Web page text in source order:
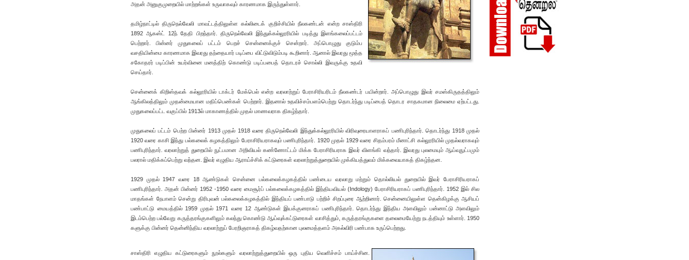
அதன் அனுகுமுறையில் மாற்றங்கள் உருவாகவும் காரணமாக இருந்துள்ளார்.
தமிழ்நாட்டில் திருநெல்வேலி மாவட்டத்திலுள்ள கல்லிடைக் குறிச்சியில் நீலகண்டன் என்ற சாஸ்திரி
1892 ஆகஸ்ட் 12ந் தேதி பிறந்தார். திருநெல்வேலி இந்துக்கல்லூரியில் படித்து இளங்கலைப்பட்டம்
பெற்றார். பின்னர் முதுகலைப் பட்டம் பெறச் சென்னைக்குச் சென்றார். அப்பொழுது குடும்ப
வசதியின்மை காரணமாக இவரது தந்தையார் படிப்பை விட்டுவிடும்படி கூறினார். ஆனால் இவரது மூத்த
சகோதரர் படிப்பின் உயர்வினை மனத்திற் கொண்டு படிப்பபைத் தொடரச் சொல்லி இவருக்கு உதவி
செய்தார்.
சென்னைக் கிறிஸ்தவக் கல்லூரியில் டாக்டர் மேக்பெல் என்ற வரலாற்றுப் பேராசிரியரிடம் நீலகண்டர் பயின்றார். அப்பொழுது இவர் சமஸ்கிருதத்திலும்
ஆங்கிலத்திலும் முதன்மையான மதிப்பெண்கள் பெற்றார். இதனால் உதவிச்சம்பளம்பெற்று தொடர்ந்து படிப்பைத் தொடர சாதகமான நிலைமை ஏற்பட்டது.
முதுகலைப்பட்ட வகுப்பில் 1913ல் மாகாணத்தில் முதல் மாணவராக திகழ்ந்தார்.
முதுகலைப் பட்டம் பெற்ற பின்னர் 1913 முதல் 1918 வரை திருநெல்வேலி இந்துக்கல்லூரியில் விரிவுரையாளராகப் பணிபுரிந்தார். தொடர்ந்து 1918 முதல்
1920 வரை காசி இந்து பல்கலைக் கழகத்திலும் பேராசிரியராகவும் பணிபுரிந்தார். 1920 முதல் 1929 வரை சிதம்பரம் மீனாட்சி கல்லூரியில் முதல்வராகவும்
பணிபுரிந்தார். வரலாற்றுத் துறையில் நுட்பமான அறிவியல் கண்ணோட்டம் மிக்க பேராசிரியராக இவர் விளங்கி வந்தார். இவரது புலமையும் ஆய்வுநுட்பமும்
பலரால் மதிக்கப்பெற்று வந்தன. இவர் எழுதிய ஆராய்ச்சிக் கட்டுரைகள் வரலாற்றுத்துறையில் முக்கியத்துவம் மிக்கவையாகத் திகழ்ந்தன.
1929 முதல் 1947 வரை 18 ஆண்டுகள் சென்னை பல்கலைக்கழகத்தில் பண்டைய வரலாறு மற்றும் தொல்லியல் துறையில் இவர் பேராசிரியராகப்
பணிபுரிந்தார். அதன் பின்னர் 1952 -1950 வரை மைசூர்ப் பல்கலைக்கழகத்தில் இந்தியவியல் (Indology) பேராசிரியராகப் பணிபுரிந்தார். 1952 இல் சில
மாதங்கள் நேபாளம் சென்று திரிபுவன் பல்கலைக்கழகத்தில் இந்தியப் பண்பாடு பற்றிச் சிறப்புரை ஆற்றினார். சென்னையிலுள்ள தென்கிழக்கு ஆசியப்
பண்பாட்டு மையத்தில் 1959 முதல் 1971 வரை 12 ஆண்டுகள் இயக்குனராகப் பணிபுரிந்தார். தொடர்ந்து இந்திய அளவிலும் பன்னாட்டு அளவிலும்
இடம்பெற்ற பல்வேறு கருத்தரங்குகளிலும் கலந்து கொண்டு ஆய்வுக்கட்டுரைகள் வாசித்தும், கருத்தரங்குகளை தலைமையேற்று நடத்தியும் உள்ளார். 1950
களுக்கு பின்னர் தென்னிந்திய வரலாற்றுப் பேரறிஞராகத் திகழ்வதற்கான புலமைத்தளம் அகல்விரி பண்பாக உருப்பெற்றது.
சாஸ்திரி எழுதிய கட்டுரைகளும் நூல்களும் வரலாற்றுத்துறையில் ஒரு புதிய வெளிச்சம் பாய்ச்சின.